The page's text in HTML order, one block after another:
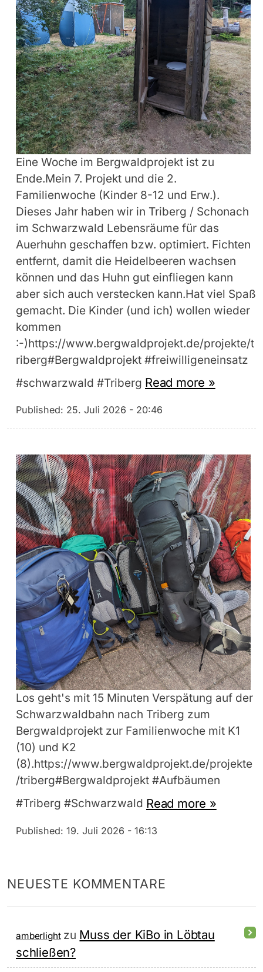
Eine Woche im Bergwaldprojekt ist zu
Ende.Mein 7. Projekt und die 2.
Familienwoche (Kinder 8-12 und Erw.).
Dieses Jahr haben wir in Triberg / Schonach
im Schwarzwald Lebensräume für das
Auerhuhn geschaffen bzw. optimiert. Fichten
entfernt, damit die Heidelbeeren wachsen
können und das Huhn gut einfliegen kann
aber sich auch verstecken kann.Hat viel Spaß
gemacht. Die Kinder (und ich) wollen wieder
kommen
:-)https://www.bergwaldprojekt.de/projekte/t
riberg#Bergwaldprojekt #freiwilligeneinsatz
#schwarzwald #Triberg Read more »
Published: 25. Juli 2026 - 20:46
Los geht's mit 15 Minuten Verspätung auf der
Schwarzwaldbahn nach Triberg zum
Bergwaldprojekt zur Familienwoche mit K1
(10) und K2
(8).https://www.bergwaldprojekt.de/projekte
/triberg#Bergwaldprojekt #Aufbäumen
#Triberg #Schwarzwald Read more »
Published: 19. Juli 2026 - 16:13
NEUESTE KOMMENTARE
amberlightzu Muss der KiBo in Löbtau
schließen?